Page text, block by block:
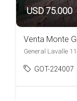
USD 75.000
GOT-224007